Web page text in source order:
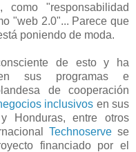
como "responsabilidad
"web 2.0"... Parece que
poniendo de moda.
de esto y ha
sus programas e
de cooperación
inclusivos en sus
y Honduras, entre otros
Technoserve se
financiado por el